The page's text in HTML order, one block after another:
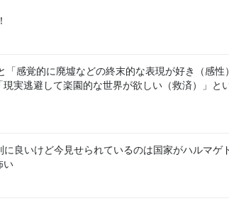
「感覚的に廃墟などの終末的な表現が好き（感性
実逃避して楽園的な世界が欲しい（救済）」と
良いけど今見せられているのは国家がハルマゲ
い